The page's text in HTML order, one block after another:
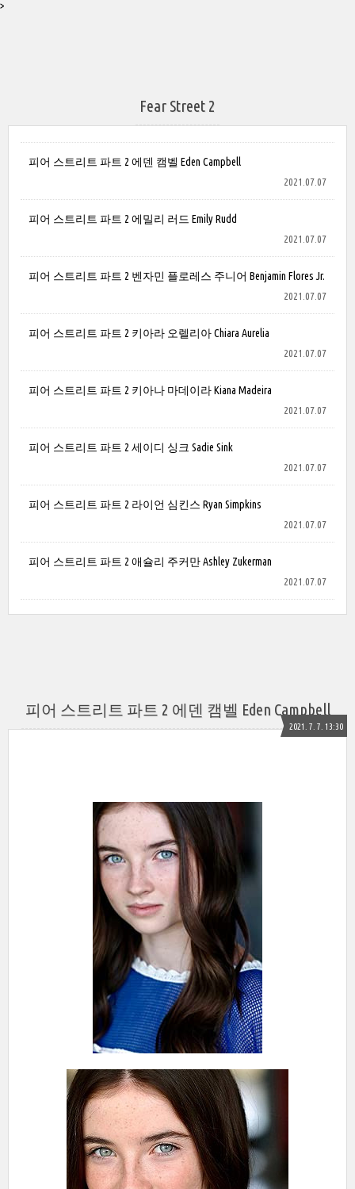
>
Fear Street 2
피어 스트리트 파트 2 에덴 캠벨 Eden Campbell
2021.07.07
피어 스트리트 파트 2 에밀리 러드 Emily Rudd
2021.07.07
피어 스트리트 파트 2 벤자민 플로레스 주니어 Benjamin Flores Jr.
2021.07.07
피어 스트리트 파트 2 키아라 오렐리아 Chiara Aurelia
2021.07.07
피어 스트리트 파트 2 키아나 마데이라 Kiana Madeira
2021.07.07
피어 스트리트 파트 2 세이디 싱크 Sadie Sink
2021.07.07
피어 스트리트 파트 2 라이언 심킨스 Ryan Simpkins
2021.07.07
피어 스트리트 파트 2 애슐리 주커만 Ashley Zukerman
2021.07.07
피어 스트리트 파트 2 에덴 캠벨 Eden Campbell
2021. 7. 7. 13:30